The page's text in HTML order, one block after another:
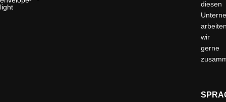
diesen
wir
gerne